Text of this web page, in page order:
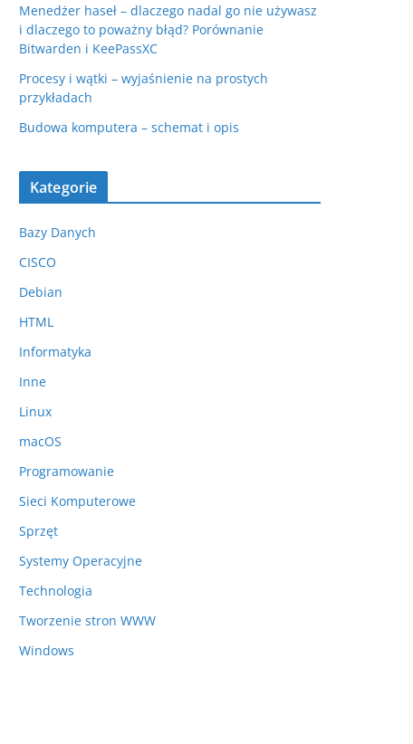
Menedżer haseł – dlaczego nadal go nie używasz
i dlaczego to poważny błąd? Porównanie
Bitwarden i KeePassXC
Procesy i wątki – wyjaśnienie na prostych
przykładach
Budowa komputera – schemat i opis
Kategorie
Bazy Danych
CISCO
Debian
HTML
Informatyka
Inne
Linux
macOS
Programowanie
Sieci Komputerowe
Sprzęt
Systemy Operacyjne
Technologia
Tworzenie stron WWW
Windows